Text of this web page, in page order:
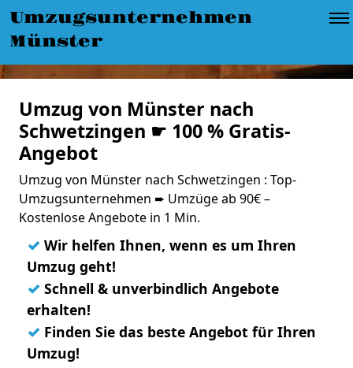
Umzugsunternehmen
Münster
Umzug von Münster nach
Schwetzingen ☛ 100 % Gratis-
Angebot
Umzug von Münster nach Schwetzingen : Top-
Umzugsunternehmen ➨ Umzüge ab 90€ –
Kostenlose Angebote in 1 Min.
✓ Wir helfen Ihnen, wenn es um Ihren
Umzug geht!
✓ Schnell & unverbindlich Angebote
erhalten!
✓ Finden Sie das beste Angebot für Ihren
Umzug!